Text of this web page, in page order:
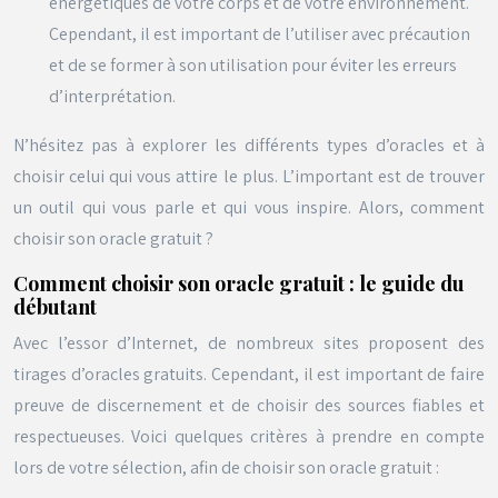
Cependant, il est important de l’utiliser avec précaution
et de se former à son utilisation pour éviter les erreurs
d’interprétation.
N’hésitez pas à explorer les différents types d’oracles et à
choisir celui qui vous attire le plus. L’important est de trouver
un outil qui vous parle et qui vous inspire. Alors, comment
choisir son oracle gratuit ?
Comment choisir son oracle gratuit : le guide du
débutant
Avec l’essor d’Internet, de nombreux sites proposent des
tirages d’oracles gratuits. Cependant, il est important de faire
preuve de discernement et de choisir des sources fiables et
respectueuses. Voici quelques critères à prendre en compte
lors de votre sélection, afin de choisir son oracle gratuit :